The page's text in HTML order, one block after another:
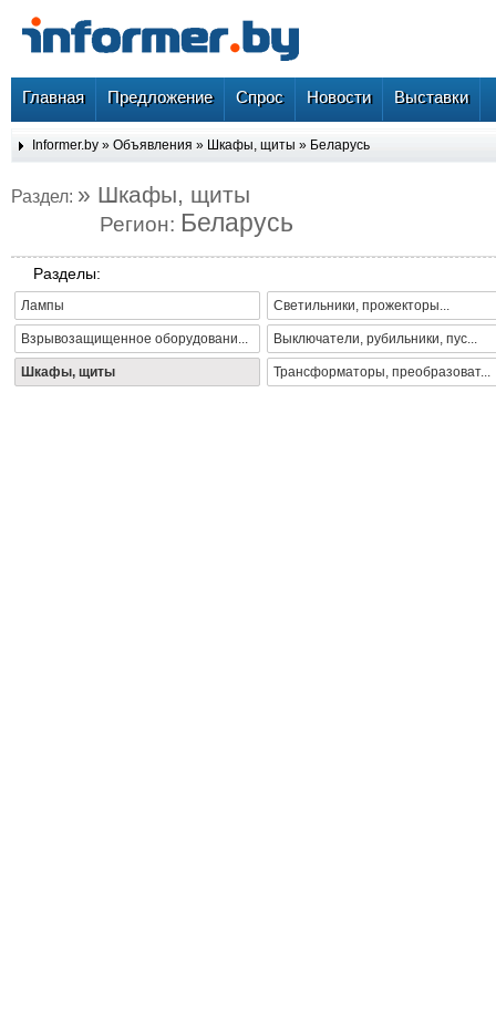
Главная Предложение Спрос Новости Выставки
Informer.by » Объявления » Шкафы, щиты » Беларусь
Раздел: » Шкафы, щиты
Регион: Беларусь
Разделы:
Лампы Светильники, прожекторы...
Взрывозащищенное оборудовани... Выключатели, рубильники, пус...
Шкафы, щиты Трансформаторы, преобразоват...